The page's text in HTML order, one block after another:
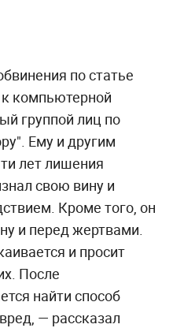
по статье
компьютерной
группой лиц по
Ему и другим
лет лишения
свою вину и
Кроме того, он
и перед жертвами.
и просит
После
найти способ
— рассказал